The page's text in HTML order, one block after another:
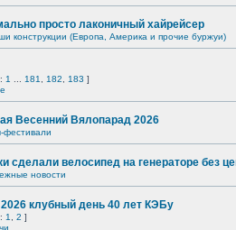
просто лаконичный хайрейсер
конструкции (Европа, Америка и прочие буржуи)
1 181 182 183 ]
Весенний Вялопарад 2026
фестивали
сделали велосипед на генераторе без
новости
клубный день 40 лет КЭБу
1 2 ]